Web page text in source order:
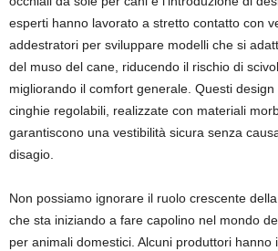
esperti hanno lavorato a stretto contatto con
addestratori per sviluppare modelli che si
del muso del cane, riducendo il rischio di
migliorando il comfort generale. Questi
cinghie regolabili, realizzate con materiali
garantiscono una vestibilità sicura senza
disagio.
Non possiamo ignorare il ruolo crescente
che sta iniziando a fare capolino nel mondo
per animali domestici. Alcuni produttori hanno